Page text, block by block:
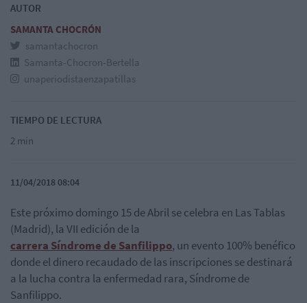
AUTOR
SAMANTA CHOCRÓN
samantachocron
Samanta-Chocron-Bertella
unaperiodistaenzapatillas
TIEMPO DE LECTURA
2 min
11/04/2018 08:04
Este próximo domingo 15 de Abril se celebra en Las Tablas
(Madrid), la VII edición de la
carrera Síndrome de Sanfilippo, un evento 100% benéfico
donde el dinero recaudado de las inscripciones se destinará
a la lucha contra la enfermedad rara, Síndrome de
Sanfilippo.